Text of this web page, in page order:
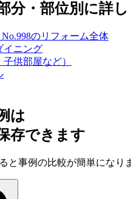
分・部位別に詳
のリフォーム全体
イニング
供部屋など）
は
存できます
と事例の比較が簡単になり